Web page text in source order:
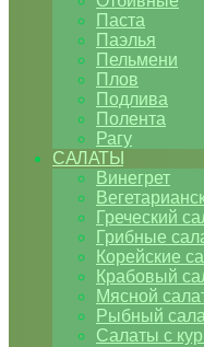
Паста
Паэлья
Пельмени
Плов
Подлива
Полента
Рагу
САЛАТЫ
Винегрет
Греческий
Грибные
Корейские
Крабовый
Мясной
Рыбный
Салаты с